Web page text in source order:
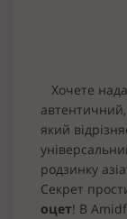
Хочете
який
родзинку
Секрет
оцет! В